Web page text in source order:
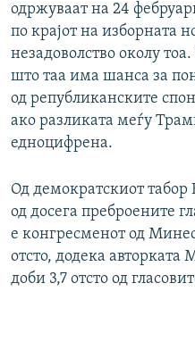
одржуваат на 24
по крајот на изборната
незадоволство околу
што таа има шанса за
од републиканските
ако разликата меѓу
едноцифрена.
Од демократскиот табор
од досега преброените
е конгресменот од
отсто, додека
доби 3,7 отсто од